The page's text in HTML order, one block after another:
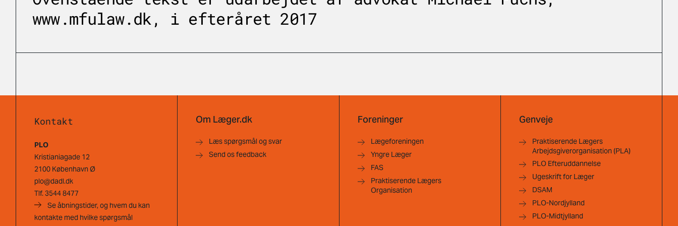
www.mfulaw.dk, i efteråret 2017
Kontakt
PLO
Kristianiagade 12
2100 København Ø
plo@dadl.dk
Tlf.3544 8477
Se åbningstider, og hvem du kan
kontakte med hvilke spørgsmål
Om Læger.dk
Læs spørgsmål og svar
Send os feedback
Foreninger
Lægeforeningen
Yngre Læger
FAS
Praktiserende Lægers
Organisation
Genveje
Praktiserende Lægers
Arbejdsgiverorganisation (PLA)
PLO Efteruddannelse
Ugeskrift for Læger
DSAM
PLO-Nordjylland
PLO-Midtjylland